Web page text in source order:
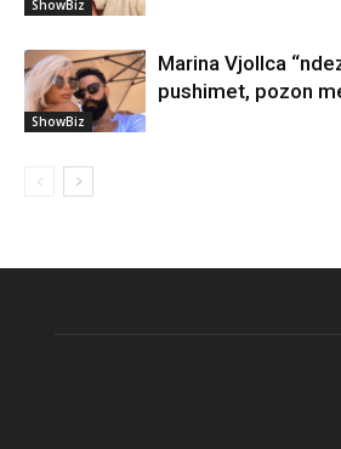
ShowBiz
ShowBiz
Marina Vjollca
pushimet, pozon